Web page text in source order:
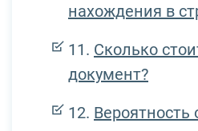
нахождения в
Сколько
документ?
Вероятность